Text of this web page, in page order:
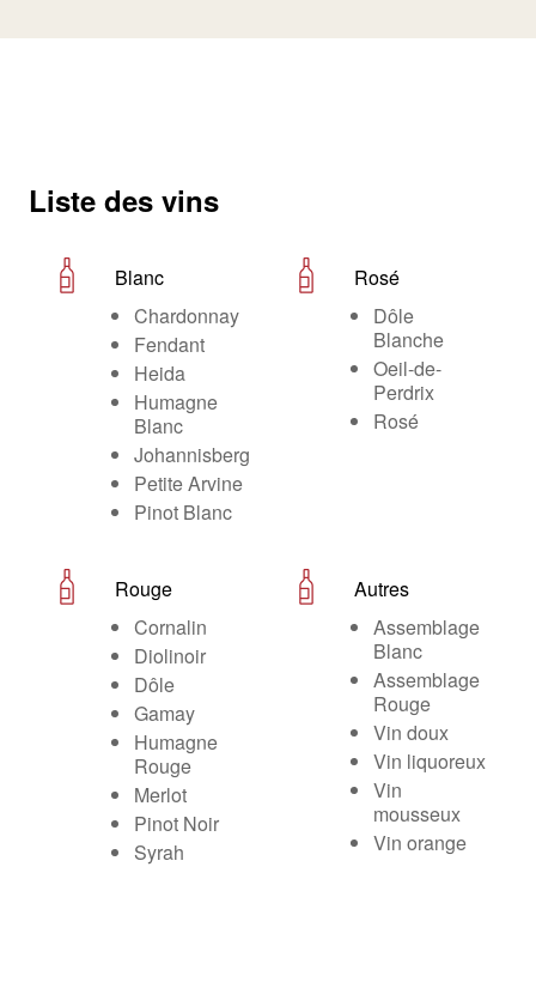
Liste des vins
Blanc
Chardonnay
Fendant
Heida
Humagne
Blanc
Johannisberg
Petite Arvine
Pinot Blanc
Rosé
Dôle
Blanche
Oeil-de-
Perdrix
Rosé
Rouge
Cornalin
Diolinoir
Dôle
Gamay
Humagne
Rouge
Merlot
Pinot Noir
Syrah
Autres
Assemblage
Blanc
Assemblage
Rouge
Vin doux
Vin liquoreux
Vin
mousseux
Vin orange